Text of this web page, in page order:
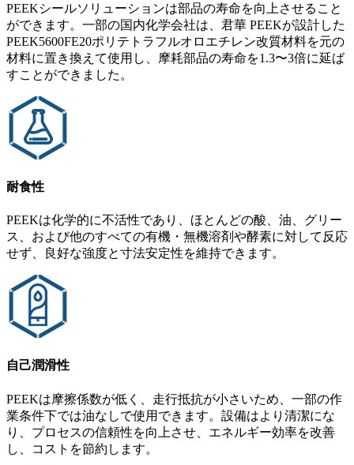
PEEKシールソリューションは部品の寿命を向上させること
ができます。一部の国内化学会社は、君華 PEEKが設計した
PEEK5600FE20ポリテトラフルオロエチレン改質材料を元の
材料に置き換えて使用し、摩耗部品の寿命を1.3〜3倍に延ば
すことができました。
耐食性
PEEKは化学的に不活性であり、ほとんどの酸、油、グリー
ス、および他のすべての有機・無機溶剤や酵素に対して反応
せず、良好な強度と寸法安定性を維持できます。
自己潤滑性
PEEKは摩擦係数が低く、走行抵抗が小さいため、一部の作
業条件下では油なしで使用できます。設備はより清潔にな
り、プロセスの信頼性を向上させ、エネルギー効率を改善
し、コストを節約します。